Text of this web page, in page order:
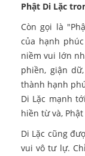
Phật Di Lặc
Còn gọi là
của hạnh
niềm vui lớn
phiền, giận
thành hạnh
Di Lặc mạnh
hiền từ và,
Di Lặc cũng
vui vô tư lự.